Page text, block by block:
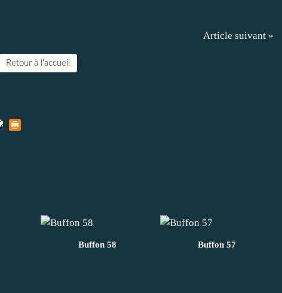
Article suivant »
Retour à l'accueil
Buffon 58 Buffon 57